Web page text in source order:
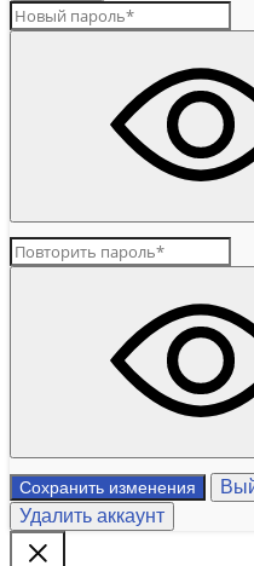
Сохранить изменения
Удалить аккаунт